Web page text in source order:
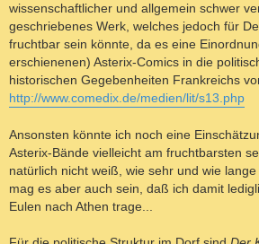
wissenschaftlicher und allgemein schwer
geschriebenes Werk, welches jedoch für
fruchtbar sein könnte, da es eine
erschienenen) Asterix-Comics in die
historischen Gegebenheiten Frankreichs
http://www.comedix.de/medien/lit/s13.php
Ansonsten könnte ich noch eine
Asterix-Bände vielleicht am fruchtbarsten
natürlich nicht weiß, wie sehr und wie
mag es aber auch sein, daß ich damit
Eulen nach Athen trage...